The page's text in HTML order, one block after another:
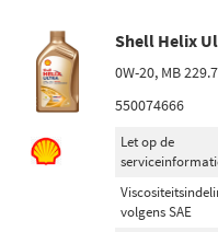
Shell Helix
0W-20, MB
550074666
Let op de
volgens SAE